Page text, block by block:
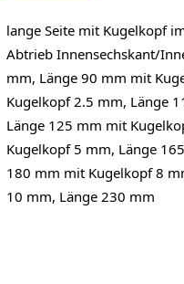
lange Seite mit Kugelkopf
Abtrieb Innensechskant/
mm, Länge 90 mm mit
Kugelkopf 2.5 mm, Länge
Länge 125 mm mit
Kugelkopf 5 mm, Länge
180 mm mit Kugelkopf 8
10 mm, Länge 230 mm